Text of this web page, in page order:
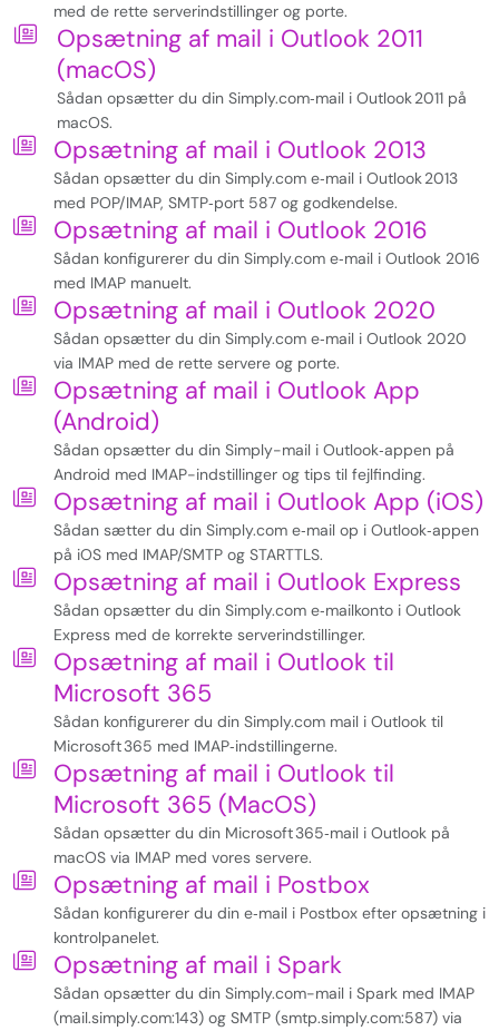
med de rette serverindstillinger og porte.
Opsætning af mail i Outlook 2011
(macOS)
Sådan opsætter du din Simply.com‑mail i Outlook 2011 på
macOS.
Opsætning af mail i Outlook 2013
Sådan opsætter du din Simply.com e‑mail i Outlook 2013
med POP/IMAP, SMTP‑port 587 og godkendelse.
Opsætning af mail i Outlook 2016
Sådan konfigurerer du din Simply.com e‑mail i Outlook 2016
med IMAP manuelt.
Opsætning af mail i Outlook 2020
Sådan opsætter du din Simply.com e‑mail i Outlook 2020
via IMAP med de rette servere og porte.
Opsætning af mail i Outlook App
(Android)
Sådan opsætter du din Simply-mail i Outlook‑appen på
Android med IMAP-indstillinger og tips til fejlfinding.
Opsætning af mail i Outlook App (iOS)
Sådan sætter du din Simply.com e‑mail op i Outlook‑appen
på iOS med IMAP/SMTP og STARTTLS.
Opsætning af mail i Outlook Express
Sådan opsætter du din Simply.com e‑mailkonto i Outlook
Express med de korrekte serverindstillinger.
Opsætning af mail i Outlook til
Microsoft 365
Sådan konfigurerer du din Simply.com mail i Outlook til
Microsoft 365 med IMAP‑indstillingerne.
Opsætning af mail i Outlook til
Microsoft 365 (MacOS)
Sådan opsætter du din Microsoft 365‑mail i Outlook på
macOS via IMAP med vores servere.
Opsætning af mail i Postbox
Sådan konfigurerer du din e‑mail i Postbox efter opsætning i
kontrolpanelet.
Opsætning af mail i Spark
Sådan opsætter du din Simply.com-mail i Spark med IMAP
(mail.simply.com:143) og SMTP (smtp.simply.com:587) via